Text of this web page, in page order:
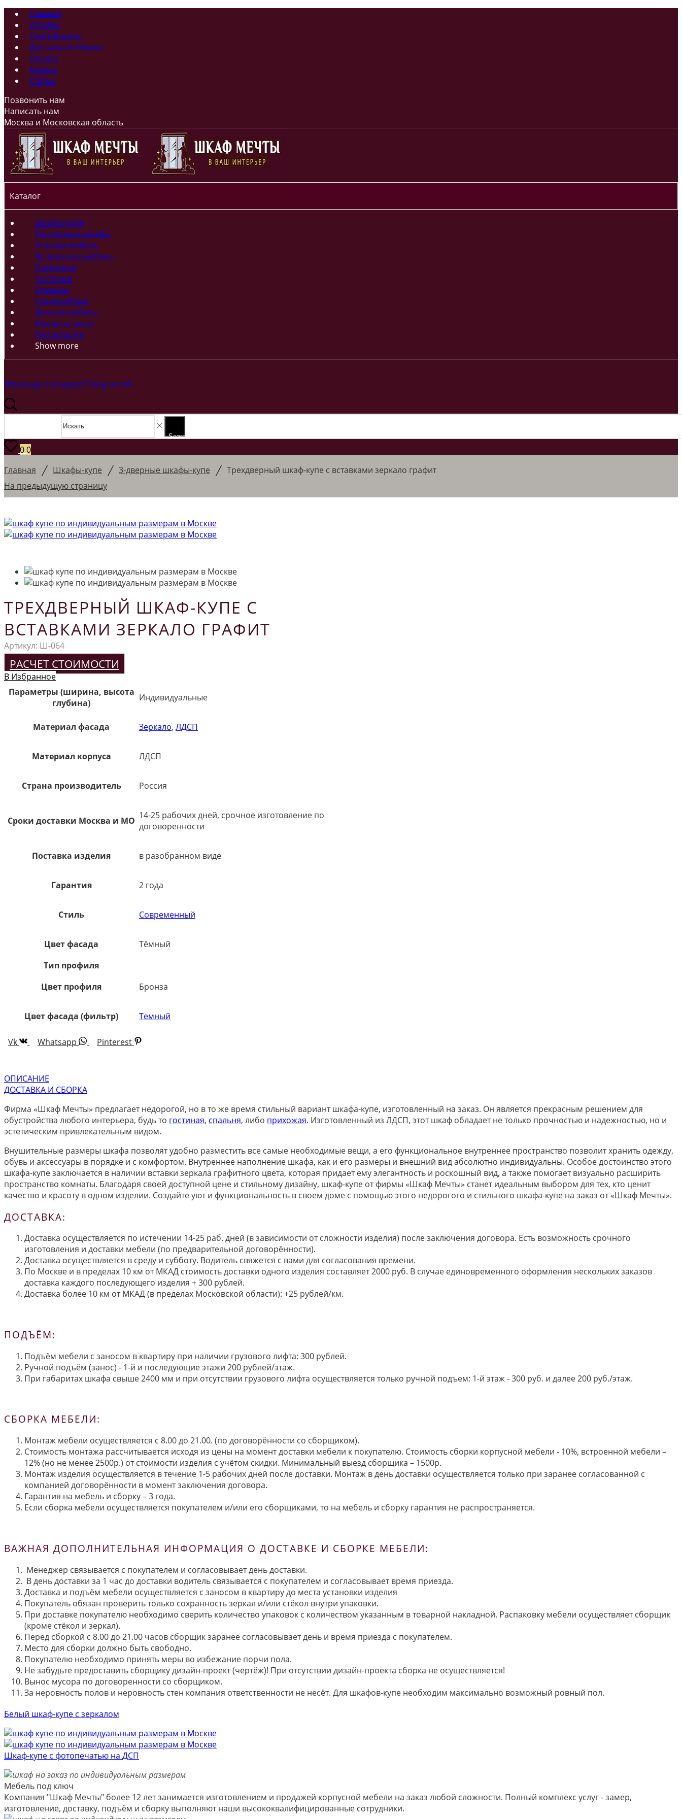
Главная
Отзывы
Сертификаты
Доставка и сборка
Оплата
Адреса
Статьи
Позвонить нам
Написать нам
Москва и Московская область
Каталог
Шкафы-купе
Распашные шкафы
Угловая мебель
Встроенная мебель
Прихожие
Гостиные
Спальни
Гардеробные
Детская мебель
Кухни на заказ
Распродажи
Show more
Whatsapp Untapped Telegram Vk
Search
00
Главная / Шкафы-купе / 3-дверные шкафы-купе / Трехдверный шкаф-купе с вставками зеркало графит
На предыдущую страницу
ТРЕХДВЕРНЫЙ ШКАФ-КУПЕ С
ВСТАВКАМИ ЗЕРКАЛО ГРАФИТ
Артикул: Ш-064
РАСЧЕТ СТОИМОСТИ
В Избранное
Параметры (ширина, высота
глубина)
Индивидуальные
Материал фасада Зеркало, ЛДСП
Материал корпуса ЛДСП
Страна производитель Россия
Сроки доставки Москва и МО 14-25 рабочих дней, срочное изготовление по
договоренности
Поставка изделия в разобранном виде
Гарантия 2 года
Стиль Современный
Цвет фасада
Тёмный
Тип профиля
Цвет профиля
Бронза
Цвет фасада (фильтр) Темный
Vk Whatsapp Pinterest
ОПИСАНИЕ
ДОСТАВКА И СБОРКА
Фирма «Шкаф Мечты» предлагает недорогой, но в то же время стильный вариант шкафа-купе, изготовленный на заказ. Он является прекрасным решением для
обустройства любого интерьера, будь то гостиная, спальня, либо прихожая. Изготовленный из ЛДСП, этот шкаф обладает не только прочностью и надежностью, но и
эстетическим привлекательным видом.
Внушительные размеры шкафа позволят удобно разместить все самые необходимые вещи, а его функциональное внутреннее пространство позволит хранить одежду,
обувь и аксессуары в порядке и с комфортом. Внутреннее наполнение шкафа, как и его размеры и внешний вид абсолютно индивидуальны. Особое достоинство этого
шкафа-купе заключается в наличии вставки зеркала графитного цвета, которая придает ему элегантность и роскошный вид, а также помогает визуально расширить
пространство комнаты. Благодаря своей доступной цене и стильному дизайну, шкаф-купе от фирмы «Шкаф Мечты» станет идеальным выбором для тех, кто ценит
качество и красоту в одном изделии. Создайте уют и функциональность в своем доме с помощью этого недорогого и стильного шкафа-купе на заказ от «Шкаф Мечты».
ДОСТАВКА:
Доставка осуществляется по истечении 14-25 раб. дней (в зависимости от сложности изделия) после заключения договора. Есть возможность срочного
изготовления и доставки мебели (по предварительной договорённости).
Доставка осуществляется в среду и субботу. Водитель свяжется с вами для согласования времени.
По Москве и в пределах 10 км от МКАД стоимость доставки одного изделия составляет 2000 руб. В случае единовременного оформления нескольких заказов
доставка каждого последующего изделия + 300 рублей.
Доставка более 10 км от МКАД (в пределах Московской области): +25 рублей/км.
ПОДЪЁМ:
Подъём мебели с заносом в квартиру при наличии грузового лифта: 300 рублей.
Ручной подъём (занос) - 1-й и последующие этажи 200 рублей/этаж.
При габаритах шкафа свыше 2400 мм и при отсутствии грузового лифта осуществляется только ручной подъем: 1-й этаж - 300 руб. и далее 200 руб./этаж.
СБОРКА МЕБЕЛИ:
Монтаж мебели осуществляется с 8.00 до 21.00. (по договорённости со сборщиком).
Стоимость монтажа рассчитывается исходя из цены на момент доставки мебели к покупателю. Стоимость сборки корпусной мебели - 10%, встроенной мебели –
12% (но не менее 2500р.) от стоимости изделия с учётом скидки. Минимальный выезд сборщика – 1500р.
Монтаж изделия осуществляется в течение 1-5 рабочих дней после доставки. Монтаж в день доставки осуществляется только при заранее согласованной с
компанией договорённости в момент заключения договора.
Гарантия на мебель и сборку – 3 года.
Если сборка мебели осуществляется покупателем и/или его сборщиками, то на мебель и сборку гарантия не распространяется.
ВАЖНАЯ ДОПОЛНИТЕЛЬНАЯ ИНФОРМАЦИЯ О ДОСТАВКЕ И СБОРКЕ МЕБЕЛИ:
Менеджер связывается с покупателем и согласовывает день доставки.
В день доставки за 1 час до доставки водитель связывается с покупателем и согласовывает время приезда.
Доставка и подъём мебели осуществляется с заносом в квартиру до места установки изделия
Покупатель обязан проверить только сохранность зеркал и/или стёкол внутри упаковки.
При доставке покупателю необходимо сверить количество упаковок с количеством указанным в товарной накладной. Распаковку мебели осуществляет сборщик
(кроме стёкол и зеркал).
Перед сборкой с 8.00 до 21.00 часов сборщик заранее согласовывает день и время приезда с покупателем.
Место для сборки должно быть свободно.
Покупателю необходимо принять меры во избежание порчи пола.
Не забудьте предоставить сборщику дизайн-проект (чертёж)! При отсутствии дизайн-проекта сборка не осуществляется!
Вынос мусора по договоренности со сборщиком.
За неровность полов и неровность стен компания ответственности не несёт. Для шкафов-купе необходим максимально возможный ровный пол.
Белый шкаф-купе с зеркалом
Шкаф-купе с фотопечатью на ДСП
Мебель под ключ
Компания "Шкаф Мечты" более 12 лет занимается изготовлением и продажей корпусной мебели на заказ любой сложности. Полный комплекс услуг - замер,
изготовление, доставку, подъём и сборку выполняют наши высококвалифицированные сотрудники.